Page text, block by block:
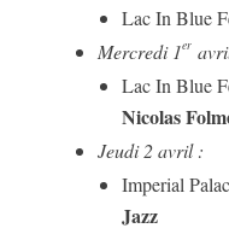
Lac In Blue
Mercredi 1er
Lac In Blue
Nicolas
Jeudi 2 avril :
Imperial
Jazz